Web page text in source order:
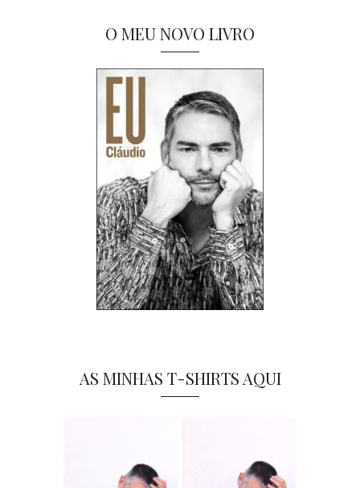
O MEU NOVO LIVRO
AS MINHAS T-SHIRTS AQUI